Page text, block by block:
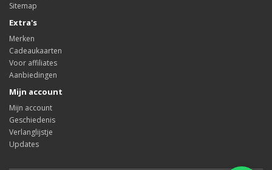
Sitemap
Extra's
Merken
Cadeaukaarten
Voor affiliates
Aanbiedingen
Mijn account
Mijn account
Geschiedenis
Verlanglijstje
Updates